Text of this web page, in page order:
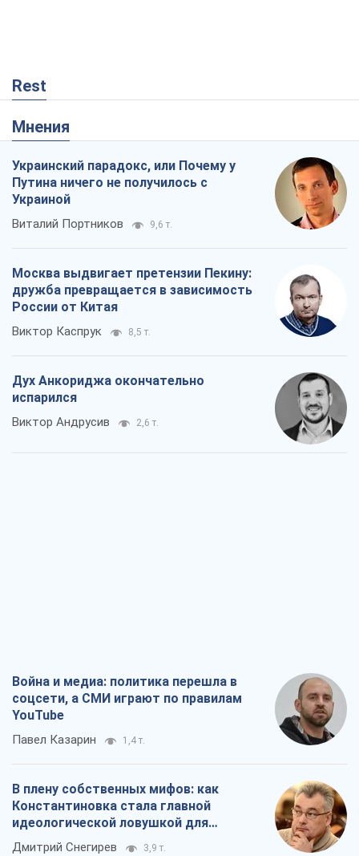
Rest
Мнения
Украинский парадокс, или Почему у
Путина ничего не получилось с
Украиной
Виталий Портников 9,6 т.
Москва выдвигает претензии Пекину:
дружба превращается в зависимость
России от Китая
Виктор Каспрук 8,5 т.
Дух Анкориджа окончательно
испарился
Виктор Андрусив 2,6 т.
Война и медиа: политика перешла в
соцсети, а СМИ играют по правилам
YouTube
Павел Казарин 1,4 т.
В плену собственных мифов: как
Константиновка стала главной
идеологической ловушкой для
российских оккупантов
Дмитрий Снегирев 3,9 т.